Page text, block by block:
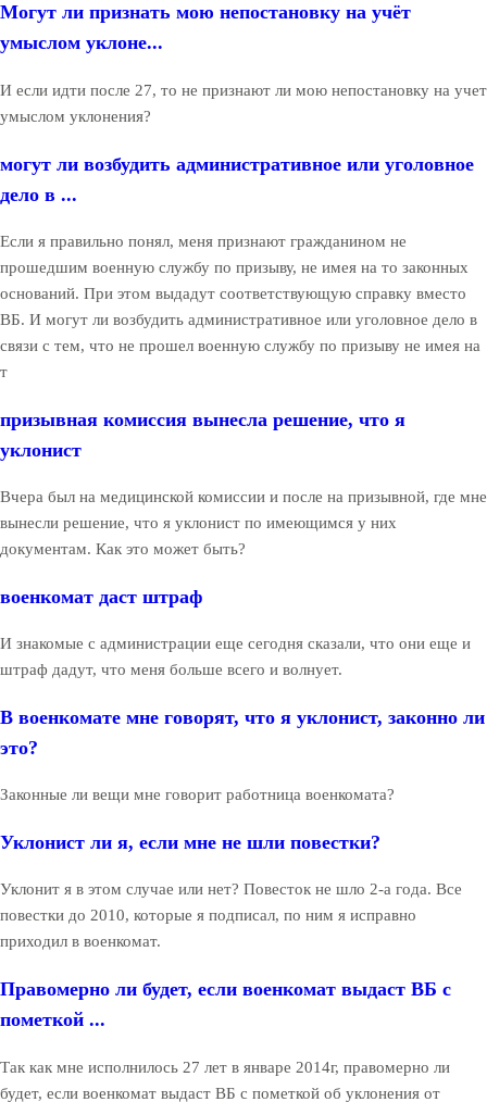
Могут ли признать мою непостановку на учёт
умыслом уклоне...
И если идти после 27, то не признают ли мою непостановку на учет
умыслом уклонения?
могут ли возбудить административное или уголовное
дело в ...
Если я правильно понял, меня признают гражданином не
прошедшим военную службу по призыву, не имея на то законных
оснований. При этом выдадут соответствующую справку вместо
ВБ. И могут ли возбудить административное или уголовное дело в
связи с тем, что не прошел военную службу по призыву не имея на
т
призывная комиссия вынесла решение, что я
уклонист
Вчера был на медицинской комиссии и после на призывной, где мне
вынесли решение, что я уклонист по имеющимся у них
документам. Как это может быть?
военкомат даст штраф
И знакомые с администрации еще сегодня сказали, что они еще и
штраф дадут, что меня больше всего и волнует.
В военкомате мне говорят, что я уклонист, законно ли
это?
Законные ли вещи мне говорит работница военкомата?
Уклонист ли я, если мне не шли повестки?
Уклонит я в этом случае или нет? Повесток не шло 2-а года. Все
повестки до 2010, которые я подписал, по ним я исправно
приходил в военкомат.
Правомерно ли будет, если военкомат выдаст ВБ с
пометкой ...
Так как мне исполнилось 27 лет в январе 2014г, правомерно ли
будет, если военкомат выдаст ВБ с пометкой об уклонения от